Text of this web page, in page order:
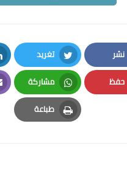
نشر
Facebook
تغريد
Twitter
حفظ
Pinterest
مشاركة
Whatsapp
طباعة
Print